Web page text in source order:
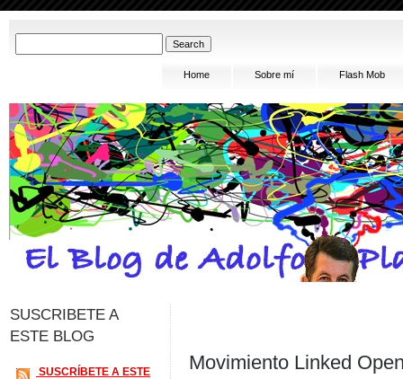
Home Sobre mí Flash Mob
Movimiento Linked
SUSCRIBETE A
ESTE BLOG
SUSCRÍBETE A ESTE